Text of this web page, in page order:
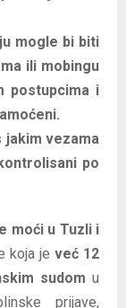
mogle bi biti
ili mobingu
postupcima i
vezama
po
moći u Tuzli i
koja jeveć 12
sudom u
prijave,